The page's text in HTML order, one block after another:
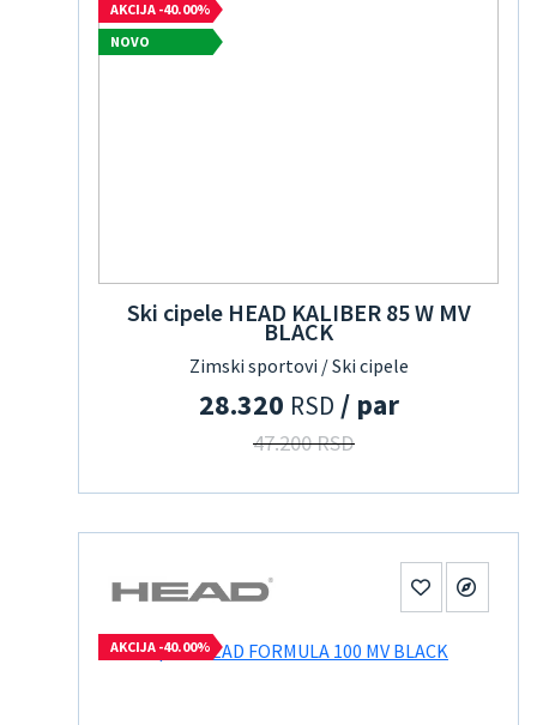
AKCIJA -40.00%
NOVO
Ski cipele HEAD KALIBER 85 W MV
BLACK
Zimski sportovi / Ski cipele
28.320 RSD / par
47.200 RSD
AKCIJA -40.00%